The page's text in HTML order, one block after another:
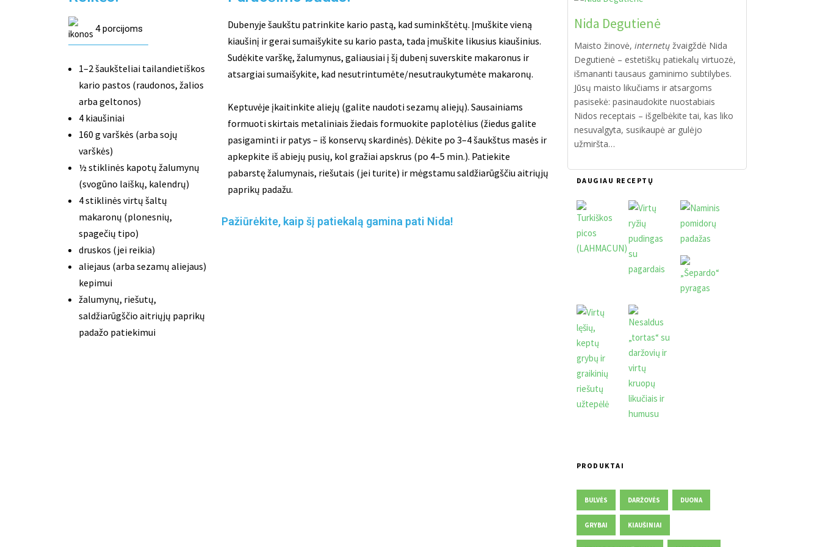
4 porcijoms
1–2 šaukšteliai tailandietiškos
kario pastos (raudonos, žalios
arba geltonos)
4 kiaušiniai
160 g varškės (arba sojų
varškės)
½ stiklinės kapotų žalumynų
(svogūno laiškų, kalendrų)
4 stiklinės virtų šaltų
makaronų (plonesnių,
spagečių tipo)
druskos (jei reikia)
aliejaus (arba sezamų aliejaus)
kepimui
žalumynų, riešutų,
saldžiarūgščio aitriųjų paprikų
padažo patiekimui
Dubenyje šaukštu patrinkite kario pastą, kad suminkštėtų. Įmuškite vieną
kiaušinį ir gerai sumaišykite su kario pasta, tada įmuškite likusius kiaušinius.
Sudėkite varškę, žalumynus, galiausiai į šį dubenį suverskite makaronus ir
atsargiai sumaišykite, kad nesutrintumėte/nesutraukytumėte makaronų.
Keptuvėje įkaitinkite aliejų (galite naudoti sezamų aliejų). Sausainiams
formuoti skirtais metaliniais žiedais formuokite paplotėlius (žiedus galite
pasigaminti ir patys – iš konservų skardinės). Dėkite po 3–4 šaukštus masės ir
apkepkite iš abiejų pusių, kol gražiai apskrus (po 4–5 min.). Patiekite
pabarstę žalumynais, riešutais (jei turite) ir mėgstamu saldžiarūgščiu aitriųjų
paprikų padažu.
Pažiūrėkite, kaip šį patiekalą gamina pati Nida!
Nida Degutienė
Maisto žinovė, internetųžvaigždė Nida
Degutienė – estetiškų patiekalų virtuozė,
išmananti tausaus gaminimo subtilybes.
Jūsų maisto likučiams ir atsargoms
pasisekė: pasinaudokite nuostabiais
Nidos receptais – išgelbėkite tai, kas liko
nesuvalgyta, susikaupė ar gulėjo
užmiršta…
DAUGIAU RECEPTŲ
PRODUKTAI
BULVĖS DARŽOVĖS DUONA
GRYBAI KIAUŠINIAI